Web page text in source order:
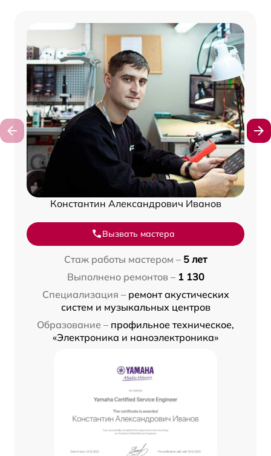
Константин Александрович Иванов
Вызвать мастера
Стаж работы мастером – 5 лет
Выполнено ремонтов – 1 130
Специализация – ремонт акустических
систем и музыкальных центров
Образование – профильное техническое,
«Электроника и наноэлектроника»